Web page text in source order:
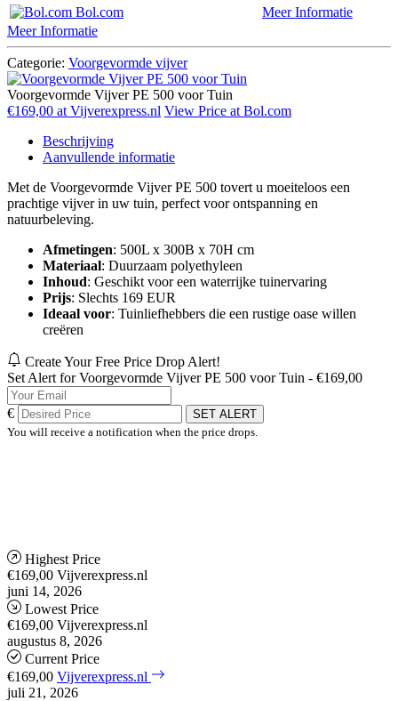
Bol.com
Meer Informatie
Meer Informatie
Categorie: Voorgevormde vijver
Voorgevormde Vijver PE 500 voor Tuin
€169,00 at Vijverexpress.nl View Price at Bol.com
Beschrijving
Aanvullende informatie
Met de Voorgevormde Vijver PE 500 tovert u moeiteloos een
prachtige vijver in uw tuin, perfect voor ontspanning en
natuurbeleving.
Afmetingen: 500L x 300B x 70H cm
Materiaal: Duurzaam polyethyleen
Inhoud: Geschikt voor een waterrijke tuinervaring
Prijs: Slechts 169 EUR
Ideaal voor: Tuinliefhebbers die een rustige oase willen
creëren
Create Your Free Price Drop Alert!
Set Alert for Voorgevormde Vijver PE 500 voor Tuin - €169,00
€
SET ALERT
You will receive a notification when the price drops.
Highest Price
€169,00 Vijverexpress.nl
juni 14, 2026
Lowest Price
€169,00 Vijverexpress.nl
augustus 8, 2026
Current Price
€169,00 Vijverexpress.nl
juli 21, 2026